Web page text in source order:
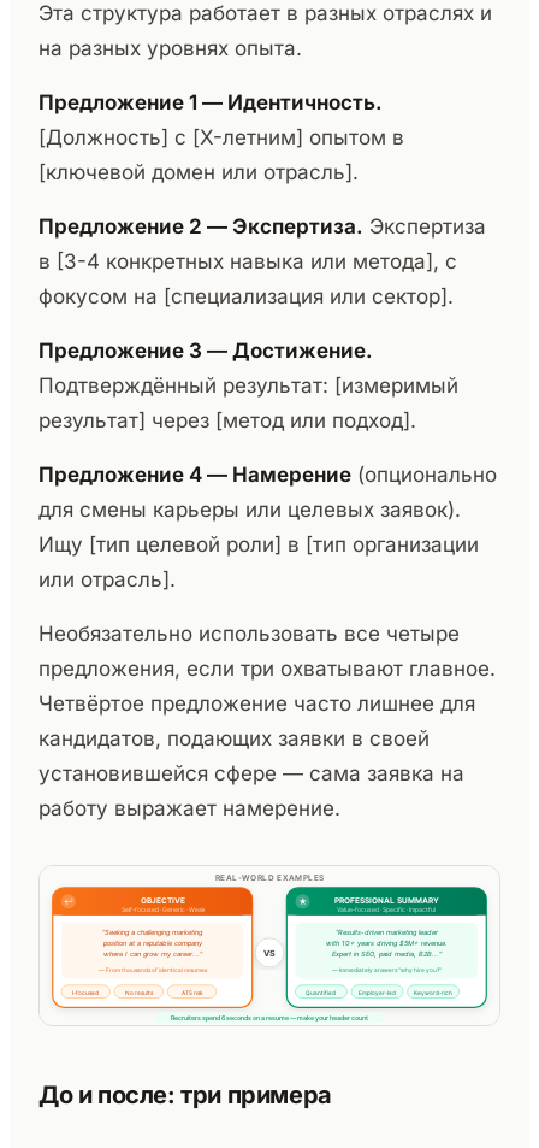
Эта структура работает в разных отраслях и
на разных уровнях опыта.
Предложение 1 — Идентичность.
[Должность] с [X-летним] опытом в
[ключевой домен или отрасль].
Предложение 2 — Экспертиза. Экспертиза
в [3-4 конкретных навыка или метода], с
фокусом на [специализация или сектор].
Предложение 3 — Достижение.
Подтверждённый результат: [измеримый
результат] через [метод или подход].
Предложение 4 — Намерение (опционально
для смены карьеры или целевых заявок).
Ищу [тип целевой роли] в [тип организации
или отрасль].
Необязательно использовать все четыре
предложения, если три охватывают главное.
Четвёртое предложение часто лишнее для
кандидатов, подающих заявки в своей
установившейся сфере — сама заявка на
работу выражает намерение.
До и после: три примера